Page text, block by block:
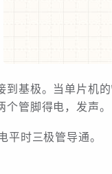
基极。当单片机
管脚得电，发声。
时三极管导通。